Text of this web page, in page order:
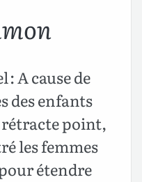
A cause de
des enfants
rétracte point,
les femmes
étendre